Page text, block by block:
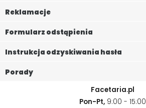
Reklamacje
Formularz odstąpienia
Instrukcja odzyskiwania hasła
Porady
Facetaria.pl
Pon-Pt,9:00 - 15:00